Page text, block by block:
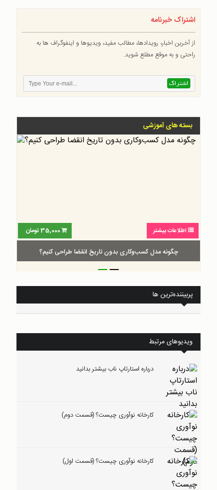
اشتراک خبرنامه
از آخرین اخبار، رویدادها، مطالب مفید، ویدیوها و اینفوگراف ها به
راحتی و به موقع مطلع شوید.
بسته های آموزشی
اطلاعات بیشتر 30,000 تومان
گام‌به‌گام طراحی بوم ارزش پیشنهادی
__
پربیننده‌ترین ها
ویدیوهای مرتبط
درباره استارتاپ ناب بیشتر بدانید
کارخانه نوآوری چیست؟ (قسمت دوم)
کارخانه نوآوری چیست؟ (قسمت اول)